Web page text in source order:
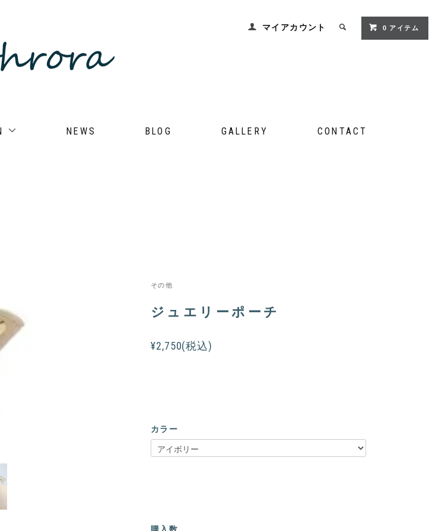
マイアカウント 0 アイテム
NEWS BLOG GALLERY CONTACT
その他
ジュエリーポーチ
¥2,750(税込)
カラー